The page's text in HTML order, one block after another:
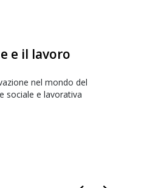
e il lavoro
nel mondo del
sociale e lavorativa